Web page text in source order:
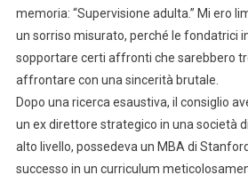
memoria: “Supervisione adulta.” Mi ero
un sorriso misurato, perché le fondatrici
sopportare certi affronti che sarebbero
affrontare con una sincerità brutale.
Dopo una ricerca esaustiva, il consiglio
un ex direttore strategico in una società
alto livello, possedeva un MBA di
successo in un curriculum